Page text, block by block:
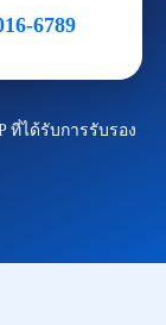
6789
ที่ได้รับการรับรอง